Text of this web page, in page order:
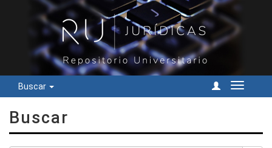
Buscar
Cambiar
Buscar